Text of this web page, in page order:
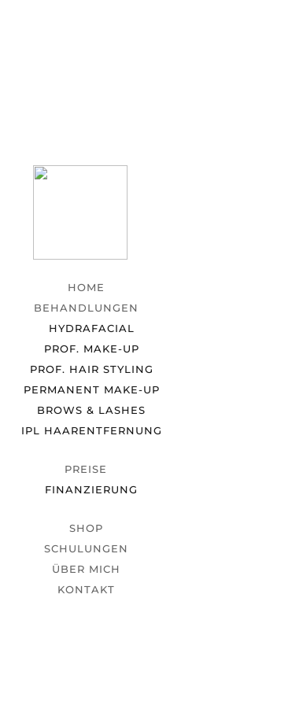
HOME
BEHANDLUNGEN
HYDRAFACIAL
PROF. MAKE-UP
PROF. HAIR STYLING
PERMANENT MAKE-UP
BROWS & LASHES
IPL HAARENTFERNUNG
PREISE
FINANZIERUNG
SHOP
SCHULUNGEN
ÜBER MICH
KONTAKT